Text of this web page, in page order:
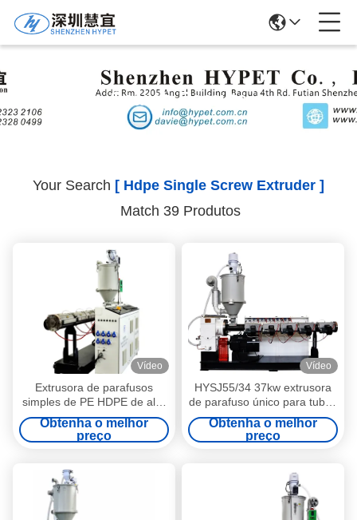
Search Results
Your Search [ Hdpe Single Screw Extruder ]
Match 39 Produtos
Vídeo
Extrusora de parafusos
simples de PE HDPE de alta
pressão eficiente de plástico
SJ75/38 132kw para placas
de perfil de tubos de tubos
Obtenha o melhor
preço
Vídeo
HYSJ55/34 37kw extrusora
de parafuso único para tubos
químicos de água/gás de
pressão PE PE PE PERT
Obtenha o melhor
preço